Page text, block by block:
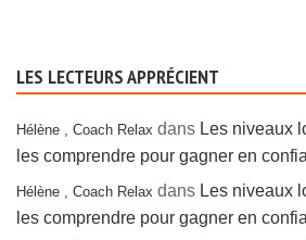
LES LECTEURS APPRÉCIENT
Hélène , Coach Relax dans Les niveaux
les comprendre pour gagner en
Hélène , Coach Relax dans Les niveaux
les comprendre pour gagner en